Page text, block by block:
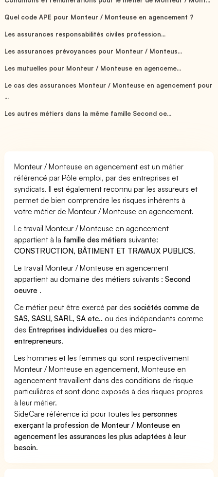
Quel code APE pour Monteur / Monteuse en agencement ?
Les assurances responsabilités civiles profession...
Les assurances prévoyances pour Monteur / Monteus...
Les mutuelles pour Monteur / Monteuse en agenceme...
Le cas des assurances Monteur / Monteuse en agencement pour
...
Les autres métiers dans la même famille Second oe...
Monteur / Monteuse en agencement est un métier
référencé par Pôle emploi, par des entreprises et
syndicats. Il est également reconnu par les assureurs et
permet de bien comprendre les risques inhérents à
votre métier de Monteur / Monteuse en agencement.
Le travail Monteur / Monteuse en agencement
appartient à la famille des métiers suivante:
CONSTRUCTION, BÂTIMENT ET TRAVAUX PUBLICS.
Le travail Monteur / Monteuse en agencement
appartient au domaine des métiers suivants :Second
oeuvre .
Ce métier peut être exercé par dessociétés comme de
SAS, SASU, SARL, SA etc.. ou des indépendants comme
des Entreprises individuelles ou desmicro-
entrepreneurs.
Les hommes et les femmes qui sont respectivement
Monteur / Monteuse en agencement, Monteuse en
agencement travaillent dans des conditions de risque
particulières et sont donc exposés à des risques propres
à leur métier.
SideCare référence ici pour toutes lespersonnes
exerçant la profession de Monteur / Monteuse en
agencement les assurances les plus adaptées à leur
besoin.